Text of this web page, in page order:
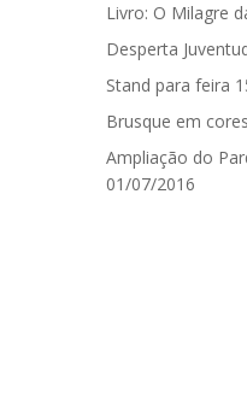
Livro: O Milagre
Desperta
Stand para feira
Brusque em
Ampliação do
01/07/2016